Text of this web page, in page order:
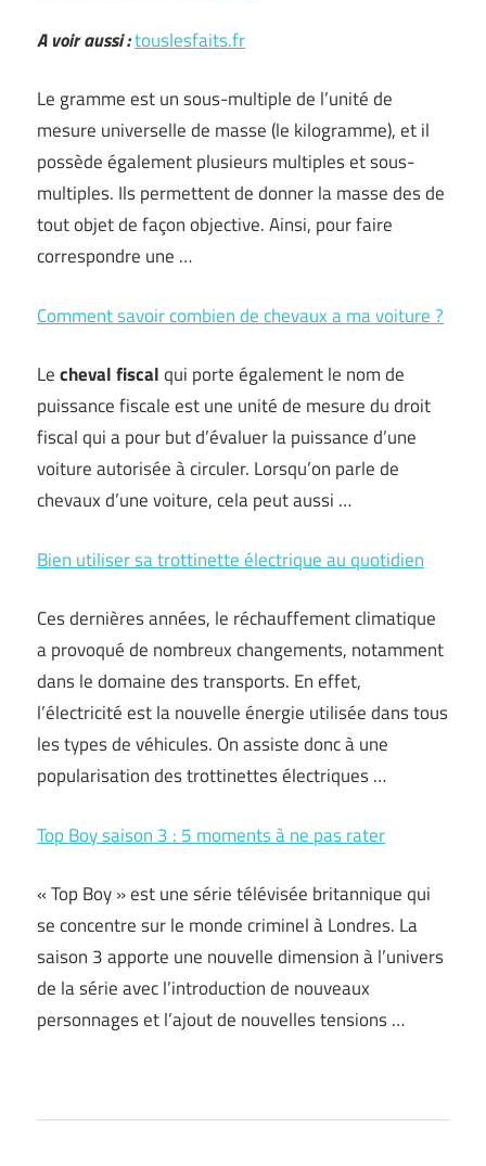
A voir aussi :touslesfaits.fr
Le gramme est un sous-multiple de l’unité de
mesure universelle de masse (le kilogramme), et il
possède également plusieurs multiples et sous-
multiples. Ils permettent de donner la masse des de
tout objet de façon objective. Ainsi, pour faire
correspondre une …
Comment savoir combien de chevaux a ma voiture ?
Lecheval fiscalqui porte également le nom de
puissance fiscale est une unité de mesure du droit
fiscal qui a pour but d’évaluer la puissance d’une
voiture autorisée à circuler. Lorsqu’on parle de
chevaux d’une voiture, cela peut aussi …
Bien utiliser sa trottinette électrique au quotidien
Ces dernières années, le réchauffement climatique
a provoqué de nombreux changements, notamment
dans le domaine des transports. En effet,
l’électricité est la nouvelle énergie utilisée dans tous
les types de véhicules. On assiste donc à une
popularisation des trottinettes électriques …
Top Boy saison 3 : 5 moments à ne pas rater
« Top Boy » est une série télévisée britannique qui
se concentre sur le monde criminel à Londres. La
saison 3 apporte une nouvelle dimension à l’univers
de la série avec l’introduction de nouveaux
personnages et l’ajout de nouvelles tensions …